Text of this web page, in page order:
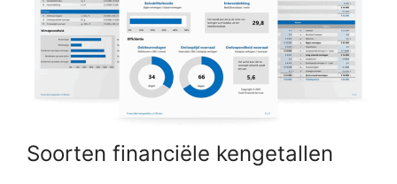
Soorten financiële kengetallen